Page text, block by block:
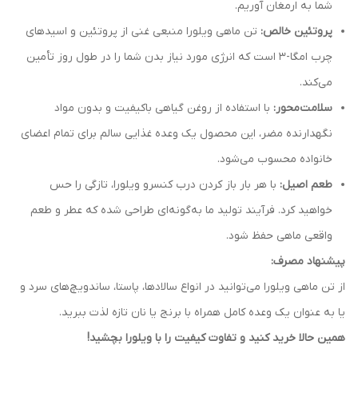
شما به ارمغان آوریم.
پروتئین خالص: تن ماهی ویلورا منبعی غنی از پروتئین و اسیدهای
چرب امگا-۳ است که انرژی مورد نیاز بدن شما را در طول روز تأمین
می‌کند.
سلامت‌محور: با استفاده از روغن گیاهی باکیفیت و بدون مواد
نگهدارنده مضر، این محصول یک وعده غذایی سالم برای تمام اعضای
خانواده محسوب می‌شود.
طعم اصیل: با هر بار باز کردن درب کنسرو ویلورا، تازگی را حس
خواهید کرد. فرآیند تولید ما به‌گونه‌ای طراحی شده که عطر و طعم
واقعی ماهی حفظ شود.
پیشنهاد مصرف:
از تن ماهی ویلورا می‌توانید در انواع سالادها، پاستا، ساندویچ‌های سرد و
یا به عنوان یک وعده کامل همراه با برنج یا نان تازه لذت ببرید.
همین حالا خرید کنید و تفاوت کیفیت را با ویلورا بچشید!